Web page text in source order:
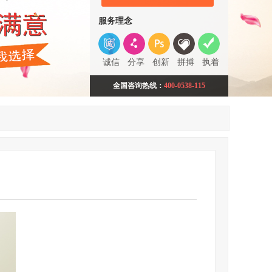
服务理念
诚信 分享 创新 拼搏 执着
全国咨询热线： 400-0538-115